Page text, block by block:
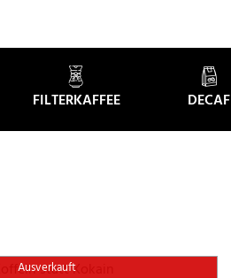
FILTERKAFFEE DECAF
Ausverkauft